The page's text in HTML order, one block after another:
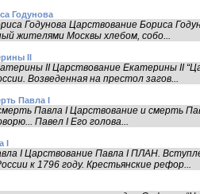
Годунова
Годунова Царствование Бориса
жителями Москвы хлебом, собо...
II
II Царствование Екатерины II
Возведенная на престол загов...
Павла I
Павла I Царствование и смерть
Павел I Его голова...
I
I Царствование Павла I ПЛАН.
к 1796 году. Крестьянские рефор...